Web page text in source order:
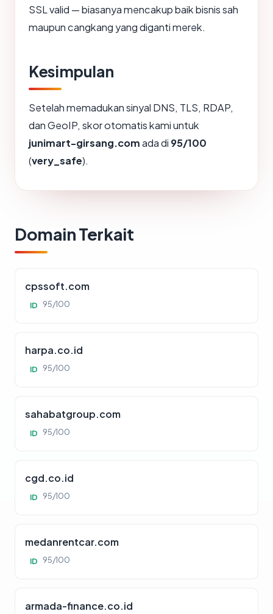
SSL valid — biasanya mencakup baik bisnis sah
maupun cangkang yang diganti merek.
Kesimpulan
Setelah memadukan sinyal DNS, TLS, RDAP,
dan GeoIP, skor otomatis kami untuk
junimart-girsang.comada di 95/100
(very_safe).
Domain Terkait
cpssoft.com
ID 95/100
harpa.co.id
ID 95/100
sahabatgroup.com
ID 95/100
cgd.co.id
ID 95/100
medanrentcar.com
ID 95/100
armada-finance.co.id